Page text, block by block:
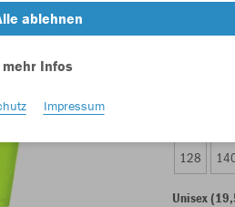
128
Unisex
ablehnen
mehr Infos
Impressum